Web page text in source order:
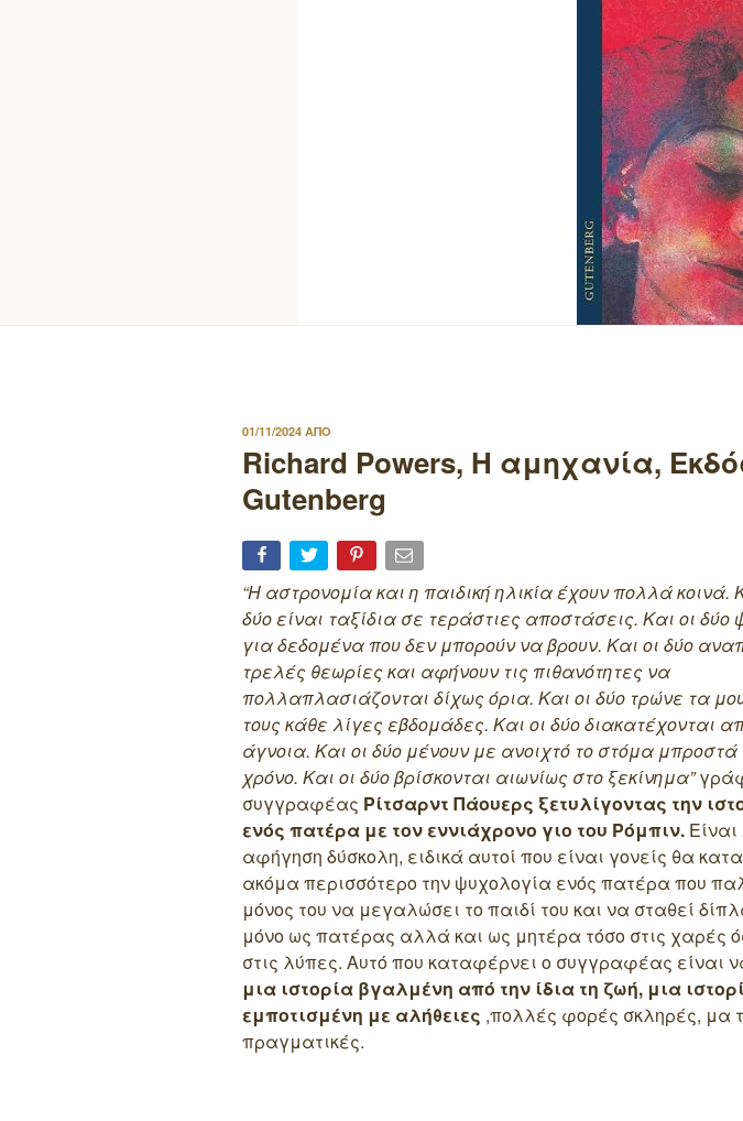
ΔΗΜΟΣΙΕΥΤΗΚΕ
01/11/2024 ΑΠΟ
Richard Powers, Η αμηχανία,
Gutenberg
“Η αστρονομία και η παιδική ηλικία έχουν πολλά κοινά.
δύο είναι ταξίδια σε τεράστιες αποστάσεις. Και οι δύο
για δεδομένα που δεν μπορούν να βρουν. Και οι δύο
τρελές θεωρίες και αφήνουν τις πιθανότητες να
πολλαπλασιάζονται δίχως όρια. Και οι δύο τρώνε τα
τους κάθε λίγες εβδομάδες. Και οι δύο διακατέχονται
άγνοια. Και οι δύο μένουν με ανοιχτό το στόμα μπροστά
χρόνο. Και οι δύο βρίσκονται αιωνίως στο ξεκίνημα”
συγγραφέας Ρίτσαρντ Πάουερς ξετυλίγοντας την
ενός πατέρα με τον εννιάχρονο γιο του Ρόμπιν.
αφήγηση δύσκολη, ειδικά αυτοί που είναι γονείς θα
ακόμα περισσότερο την ψυχολογία ενός πατέρα που
μόνος του να μεγαλώσει το παιδί του και να σταθεί
μόνο ως πατέρας αλλά και ως μητέρα τόσο στις χαρές
στις λύπες. Αυτό που καταφέρνει ο συγγραφέας είναι
μια ιστορία βγαλμένη από την ίδια τη ζωή, μια
εμποτισμένη με αλήθειες ,πολλές φορές σκληρές, μα
πραγματικές.